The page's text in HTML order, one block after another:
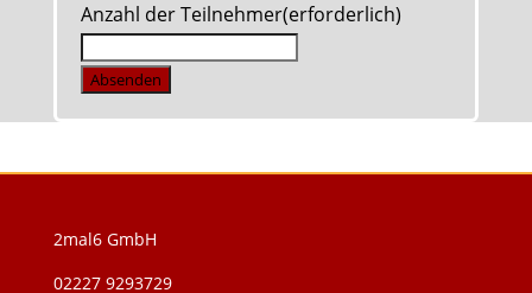
Anzahl der Teilnehmer(erforderlich)
Absenden
2mal6 GmbH
02227 9293729